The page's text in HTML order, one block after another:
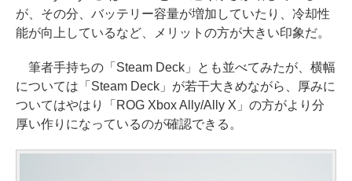
が、その分、バッテリー容量が増加していたり、冷却性
能が向上しているなど、メリットの方が大きい印象だ。
筆者手持ちの「Steam Deck」とも並べてみたが、横幅
については「Steam Deck」が若干大きめながら、厚みに
ついてはやはり「ROG Xbox Ally/Ally X」の方がより分
厚い作りになっているのが確認できる。